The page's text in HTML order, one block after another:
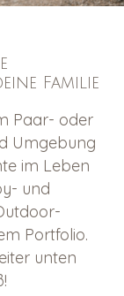
Familie
Paar- oder
Umgebung
im Leben
und
Portfolio.
unten